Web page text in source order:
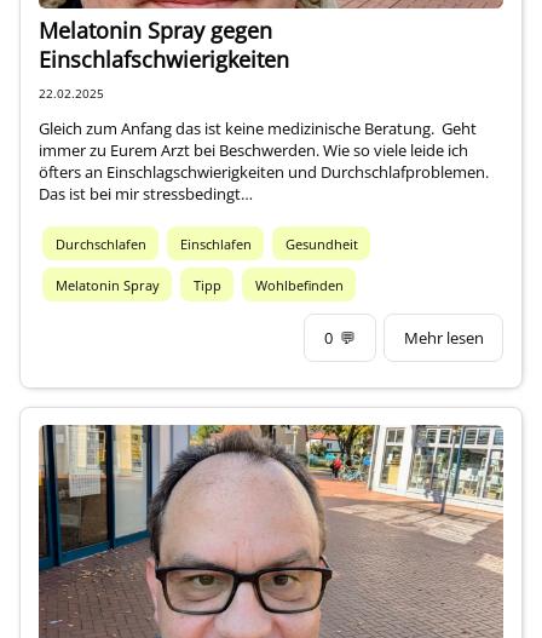
Melatonin Spray gegen
Einschlafschwierigkeiten
22.02.2025
Gleich zum Anfang das ist keine medizinische Beratung. Geht
immer zu Eurem Arzt bei Beschwerden. Wie so viele leide ich
öfters an Einschlagschwierigkeiten und Durchschlafproblemen.
Das ist bei mir stressbedingt…
Durchschlafen Einschlafen Gesundheit
Melatonin Spray Tipp Wohlbefinden
0 💬 Mehr lesen